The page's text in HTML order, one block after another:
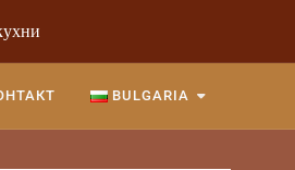
BULGARIA